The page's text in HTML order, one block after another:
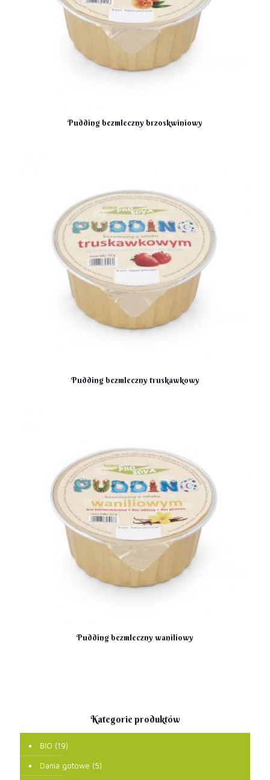
Pudding bezmleczny brzoskwiniowy
Pudding bezmleczny truskawkowy
Pudding bezmleczny waniliowy
Kategorie produktów
BIO (19)
Dania gotowe (5)